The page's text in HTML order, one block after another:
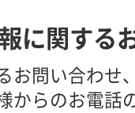
に関する
お問い合わせ
からのお電話